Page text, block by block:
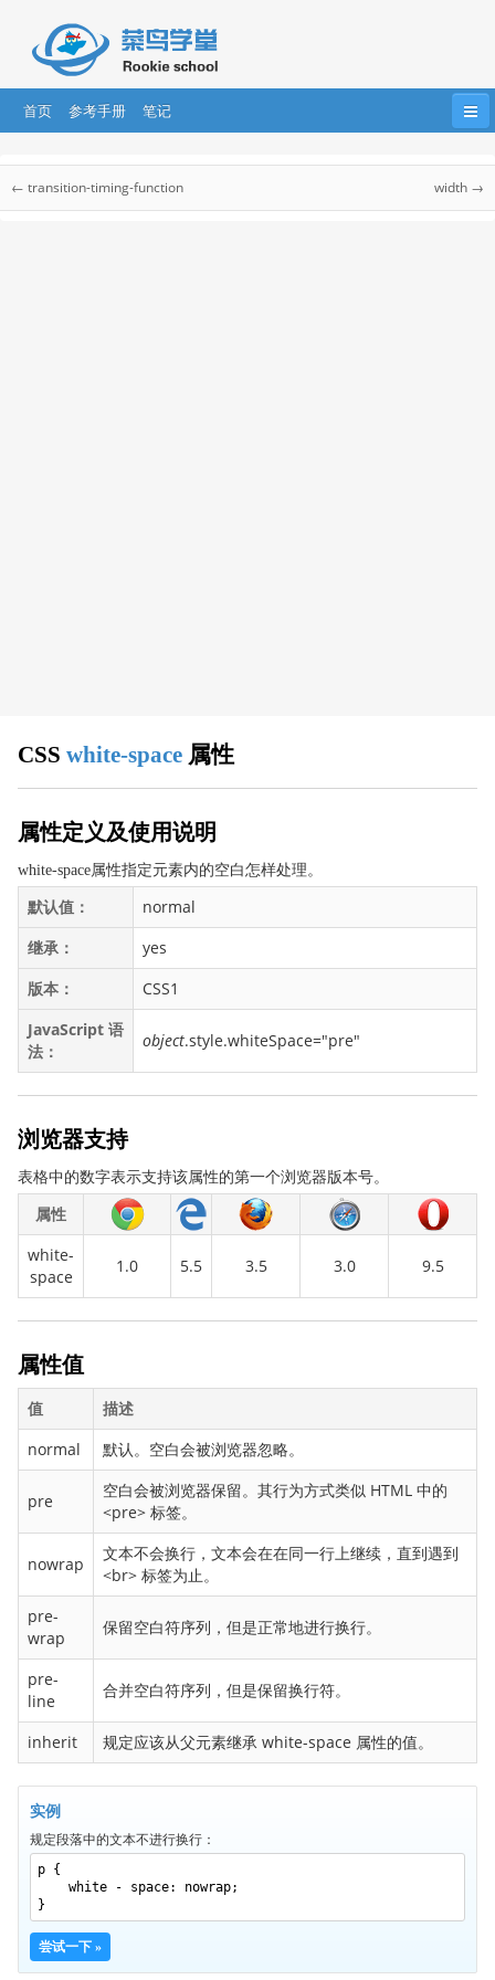
首页 参考手册 笔记
CSS 参考手册
animation-direction
animation-duration
animation-fill-mode
animation-name
animation-play-state
animation-timing-function
appearance
backface-visibility
background
background-clip
background-color
background-image
background-origin
background-position
background-repeat
border
border-bottom
border-bottom-color
border-bottom-right-radius
border-bottom-style
border-bottom-width
border-collapse
border-color
border-image
border-image-outset
border-image-repeat
border-image-slice
border-image-source
border-image-width
border-left
border-left-color
border-left-style
border-left-width
← transition-timing-function width →
CSS white-space 属性
属性定义及使用说明
white-space属性指定元素内的空白怎样处理。
默认值：
normal
继承：
yes
版本：
CSS1
JavaScript 语
法：
object.style.whiteSpace="pre"
浏览器支持
表格中的数字表示支持该属性的第一个浏览器版本号。
属性
white-
space
1.0 5.5 3.5 3.0 9.5
属性值
值
描述
normal
默认。空白会被浏览器忽略。
pre
空白会被浏览器保留。其行为方式类似 HTML 中的
<pre> 标签。
nowrap
文本不会换行，文本会在在同一行上继续，直到遇到
<br> 标签为止。
pre-
wrap
保留空白符序列，但是正常地进行换行。
pre-
line
合并空白符序列，但是保留换行符。
inherit 规定应该从父元素继承 white-space 属性的值。
实例
规定段落中的文本不进行换行：
p {
white - space: nowrap;
}
尝试一下 »